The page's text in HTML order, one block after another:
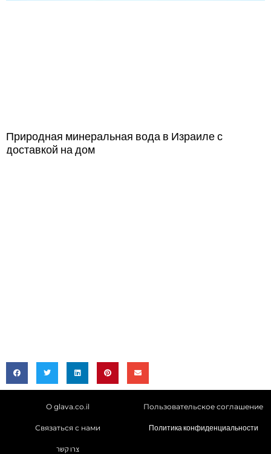
Природная минеральная вода в Израиле с
доставкой на дом
О glava.co.il
Связаться с нами
Пользовательское соглашение
Политика конфиденциальности
צרו קשר